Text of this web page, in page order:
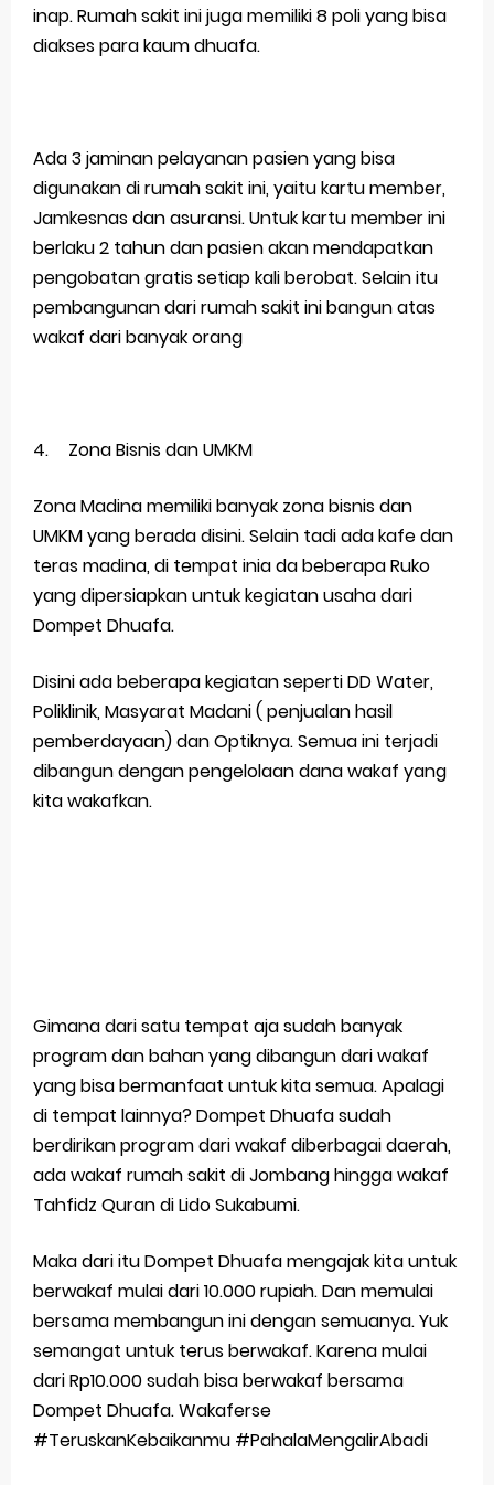
inap. Rumah sakit ini juga memiliki 8 poli yang bisa
diakses para kaum dhuafa.
Ada 3 jaminan pelayanan pasien yang bisa
digunakan di rumah sakit ini, yaitu kartu member,
Jamkesnas dan asuransi. Untuk kartu member ini
berlaku 2 tahun dan pasien akan mendapatkan
pengobatan gratis setiap kali berobat. Selain itu
pembangunan dari rumah sakit ini bangun atas
wakaf dari banyak orang
4. Zona Bisnis dan UMKM
Zona Madina memiliki banyak zona bisnis dan
UMKM yang berada disini. Selain tadi ada kafe dan
teras madina, di tempat inia da beberapa Ruko
yang dipersiapkan untuk kegiatan usaha dari
Dompet Dhuafa.
Disini ada beberapa kegiatan seperti DD Water,
Poliklinik, Masyarat Madani ( penjualan hasil
pemberdayaan) dan Optiknya. Semua ini terjadi
dibangun dengan pengelolaan dana wakaf yang
kita wakafkan.
Gimana dari satu tempat aja sudah banyak
program dan bahan yang dibangun dari wakaf
yang bisa bermanfaat untuk kita semua. Apalagi
di tempat lainnya? Dompet Dhuafa sudah
berdirikan program dari wakaf diberbagai daerah,
ada wakaf rumah sakit di Jombang hingga wakaf
Tahfidz Quran di Lido Sukabumi.
Maka dari itu Dompet Dhuafa mengajak kita untuk
berwakaf mulai dari 10.000 rupiah. Dan memulai
bersama membangun ini dengan semuanya. Yuk
semangat untuk terus berwakaf. Karena mulai
dari Rp10.000 sudah bisa berwakaf bersama
Dompet Dhuafa. Wakaferse
#TeruskanKebaikanmu #PahalaMengalirAbadi